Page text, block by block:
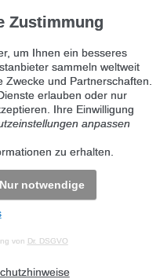
als versichertes D...
anpassen Desktop Version
Zustimmung
um Ihnen ein besseres
sammeln weltweit
und Partnerschaften.
erlauben oder nur
Ihre Einwilligung
anpassen
zu erhalten.
Nur notwendige
von Dr. DSGVO